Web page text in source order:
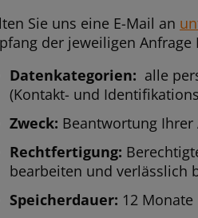
Sie uns eine E-Mail an
der jeweiligen
Datenkategorien: alle
(Kontakt- und
Zweck: Beantwortung Ihrer
Rechtfertigung:
bearbeiten und verlässlich
Speicherdauer: 12 Monate